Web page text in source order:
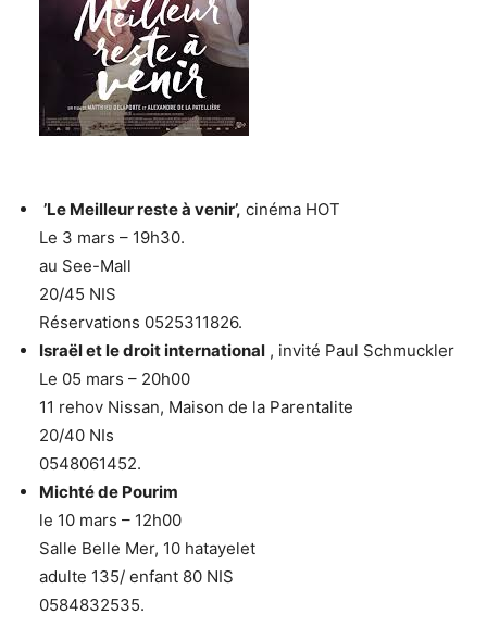
’Le Meilleur reste à venir’, cinéma HOT
Le 3 mars – 19h30.
au See-Mall
20/45 NIS
Réservations 0525311826.
Israël et le droit international , invité Paul Schmuckler
Le 05 mars – 20h00
11 rehov Nissan, Maison de la Parentalite
20/40 NIs
0548061452.
Michté de Pourim
le 10 mars – 12h00
Salle Belle Mer, 10 hatayelet
adulte 135/ enfant 80 NIS
0584832535.